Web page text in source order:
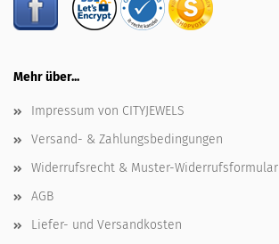
Mehr über...
Impressum von CITYJEWELS
Versand- & Zahlungsbedingungen
Widerrufsrecht & Muster-Widerrufsformular
AGB
Liefer- und Versandkosten